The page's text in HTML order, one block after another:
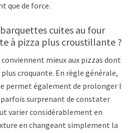
que de force.
barquettes cuites au four
à pizza plus croustillante ?
mieux aux pizzas dont
croquante. En règle générale,
permet également de prolonger le
surprenant de constater
varier considérablement en
en changeant simplement la